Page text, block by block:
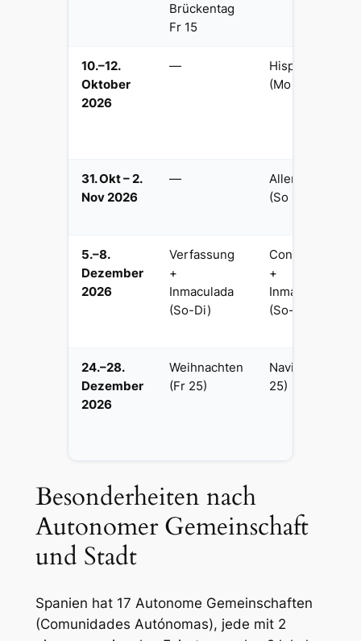
Brückentag
Fr 15
10.–12.
Oktober
2026
—
Hispanidad
(Mo 12. Okt)
31. Okt – 2.
Nov 2026
—
Allerheiligen
(So 1. Nov)
5.–8.
Dezember
2026
Verfassung
+
Inmaculada
(So-Di)
Constitución
+
Inmaculada
(So-Di)
24.–28.
Dezember
2026
Weihnachten
(Fr 25)
Navidad (Fr
25)
Besonderheiten nach
Autonomer Gemeinschaft
und Stadt
Spanien hat 17 Autonome Gemeinschaften
(Comunidades Autónomas), jede mit 2